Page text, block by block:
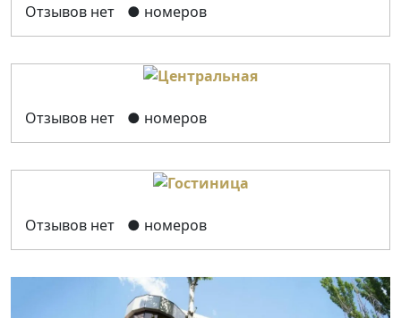
Отзывов нет ● номеров
Отзывов нет ● номеров
Отзывов нет ● номеров